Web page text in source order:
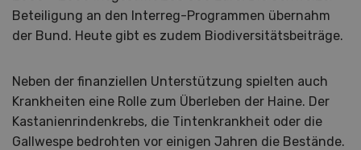
Beteiligung an den Interreg-Programmen übernahm
der Bund. Heute gibt es zudem Biodiversitätsbeiträge.
Neben der finanziellen Unterstützung spielten auch
Krankheiten eine Rolle zum Überleben der Haine. Der
Kastanienrindenkrebs, die Tintenkrankheit oder die
Gallwespe bedrohten vor einigen Jahren die Bestände.